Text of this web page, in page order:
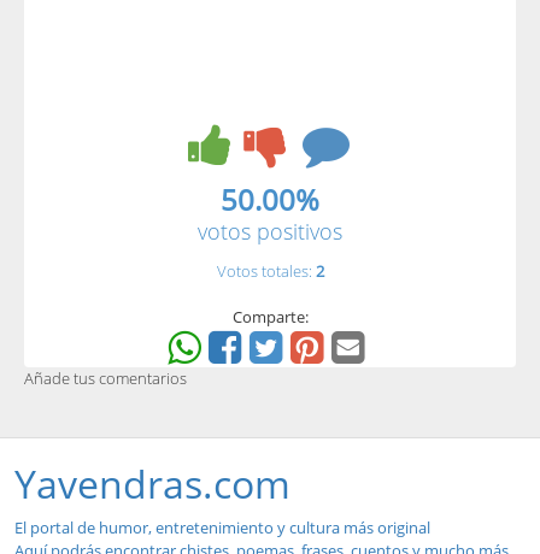
50.00%
votos positivos
Votos totales: 2
Comparte:
Añade tus comentarios
Yavendras.com
El portal de humor, entretenimiento y cultura más original